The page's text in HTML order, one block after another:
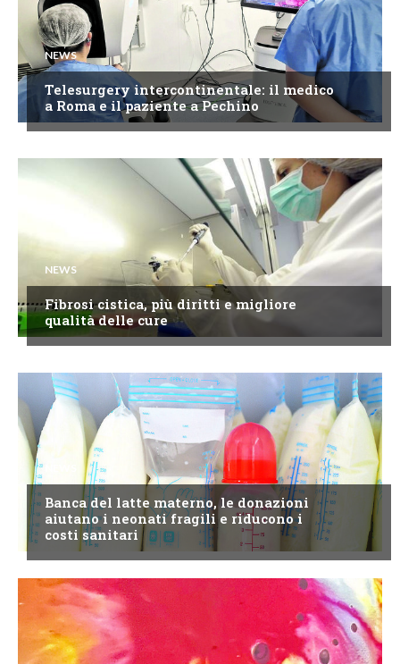
NEWS
Telesurgery intercontinentale: il medico
a Roma e il paziente a Pechino
NEWS
Fibrosi cistica, più diritti e migliore
qualità delle cure
Banca del latte materno, le donazioni
aiutano i neonati fragili e riducono i
costi sanitari